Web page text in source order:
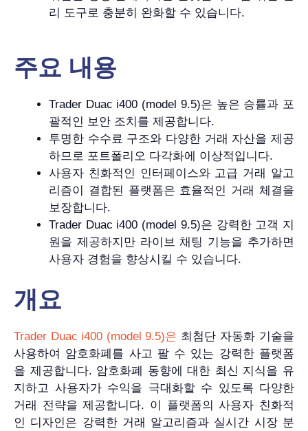
리 도구로 충분히 완화할 수 있습니다.
주요 내용
Trader Duac i400 (model 9.5)은 높은 승률과 포
괄적인 보안 조치를 제공합니다.
투명한 수수료 구조와 다양한 거래 자산을 제공
하므로 포트폴리오 다각화에 이상적입니다.
사용자 친화적인 인터페이스와 고급 거래 알고
리즘이 결합된 플랫폼은 효율적인 거래 체결을
보장합니다.
Trader Duac i400 (model 9.5)은 강력한 고객 지
원을 제공하지만 라이브 채팅 기능을 추가하면
사용자 경험을 향상시킬 수 있습니다.
개요
Trader Duac i400 (model 9.5)은 최첨단 자동화 기술을
사용하여 암호화폐를 사고 팔 수 있는 강력한 플랫폼
을 제공합니다. 암호화폐 동향에 대한 최신 지식을 유
지하고 사용자가 수익을 극대화할 수 있도록 다양한
거래 전략을 제공합니다. 이 플랫폼의 사용자 친화적
인 디자인은 강력한 거래 알고리즘과 실시간 시장 분